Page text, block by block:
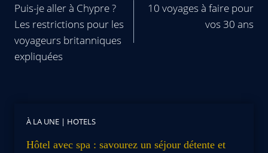
Puis-je aller à Chypre ?
Les restrictions pour les
voyageurs britanniques
expliquées
10 voyages à faire pour
vos 30 ans
À LA UNE | HOTELS
Hôtel avec spa : savourez un séjour détente et